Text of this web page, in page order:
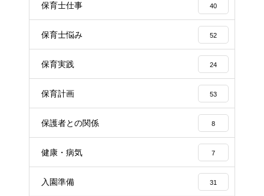
保育士仕事 40
保育士悩み 52
保育実践 24
保育計画 53
保護者との関係 8
健康・病気 7
入園準備 31